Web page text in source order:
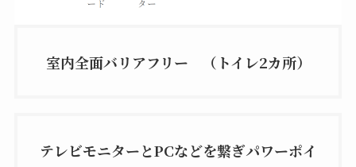
室内全面バリアフリー （トイレ2カ所）
テレビモニターとPCなどを繋ぎパワーポイ